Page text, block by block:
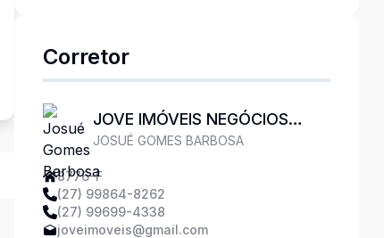
Corretor
JOVE IMÓVEIS NEGÓCIOS
IMOBILIÁRIOS LTDA
JOSUÉ GOMES BARBOSA
8776-F
(27) 99864-8262
(27) 99699-4338
joveimoveis@gmail.com